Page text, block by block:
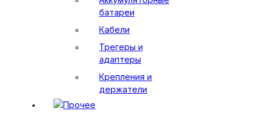
батареи
Кабели
Трегеры и
адаптеры
Крепления и
держатели
Прочее